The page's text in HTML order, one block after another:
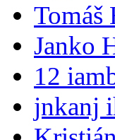
Tomáš
Janko
12
jnkanj